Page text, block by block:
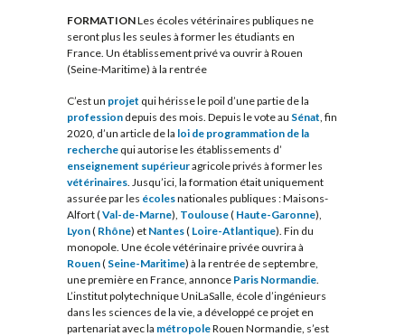
FORMATIONLes écoles vétérinaires publiques ne
seront plus les seules à former les étudiants en
France. Un établissement privé va ouvrir à Rouen
(Seine-Maritime) à la rentrée
C’est un projet qui hérisse le poil d’une partie de la
profession depuis des mois. Depuis le vote au Sénat , fin
2020, d’un article de la loi de programmation de la
recherche qui autorise les établissements d’
enseignement supérieuragricole privés à former les
vétérinaires . Jusqu’ici, la formation était uniquement
assurée par les écolesnationales publiques : Maisons-
Alfort (Val-de-Marne), Toulouse( Haute-Garonne),
Lyon( Rhône) et Nantes( Loire-Atlantique). Fin du
monopole. Une école vétérinaire privée ouvrira à
Rouen( Seine-Maritime) à la rentrée de septembre,
une première en France, annonce Paris Normandie
L’institut polytechnique UniLaSalle, école d’ingénieurs
dans les sciences de la vie, a développé ce projet en
partenariat avec la métropoleRouen Normandie, s’est